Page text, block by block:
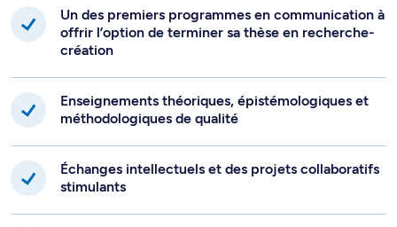
Un des premiers programmes en communication à
offrir l’option de terminer sa thèse en recherche-
création
Enseignements théoriques, épistémologiques et
méthodologiques de qualité
Échanges intellectuels et des projets collaboratifs
stimulants